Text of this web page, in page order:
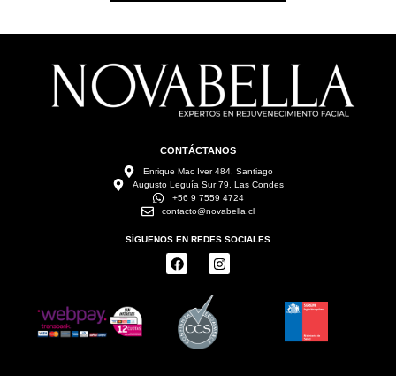
CONTÁCTANOS
Enrique Mac Iver 484, Santiago
Augusto Leguía Sur 79, Las Condes
+56 9 7559 4724
contacto@novabella.cl
SÍGUENOS EN REDES SOCIALES